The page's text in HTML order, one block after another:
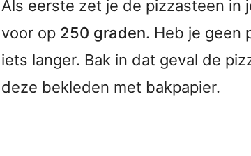
Als eerste zet je de pizzasteen in
voor op 250 graden. Heb je geen
iets langer. Bak in dat geval de
deze bekleden met bakpapier.